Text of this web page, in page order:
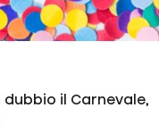
il Carnevale,